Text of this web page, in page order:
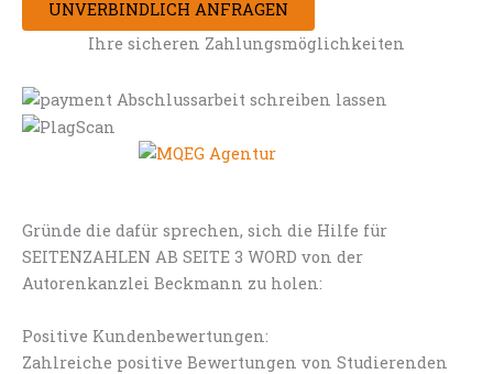
UNVERBINDLICH ANFRAGEN
Ihre sicheren Zahlungsmöglichkeiten
Gründe die dafür sprechen, sich die Hilfe für
SEITENZAHLEN AB SEITE 3 WORD von der
Autorenkanzlei Beckmann zu holen:
Positive Kundenbewertungen:
Zahlreiche positive Bewertungen von Studierenden